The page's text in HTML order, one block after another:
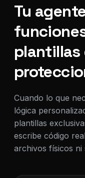
Tu
plantillas
Cuando lo que
lógica
plantillas
escribe código
archivos físicos ni